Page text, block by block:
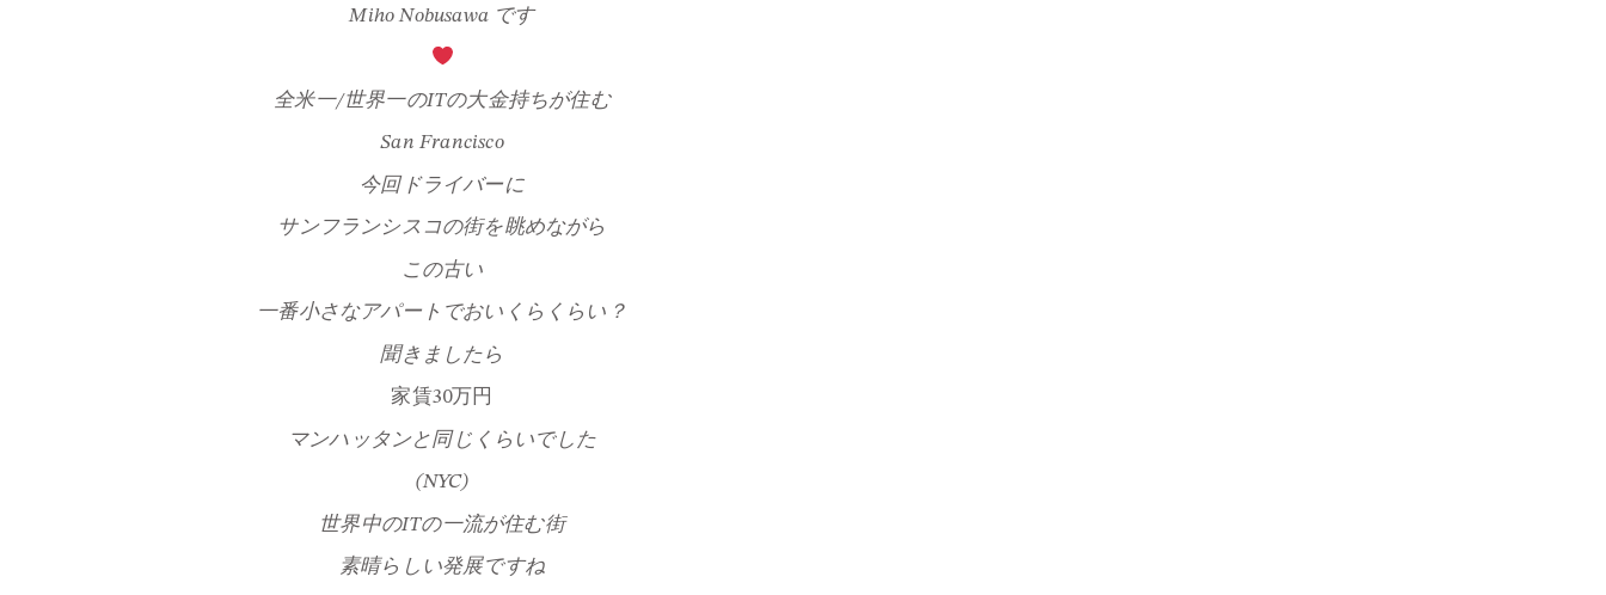
Miho Nobusawa です
全米一/世界一のITの大金持ちが住む
San Francisco
今回ドライバーに
サンフランシスコの街を眺めながら
この古い
一番小さなアパートでおいくらくらい？
聞きましたら
家賃30万円
マンハッタンと同じくらいでした
(NYC)
世界中のITの一流が住む街
素晴らしい発展ですね